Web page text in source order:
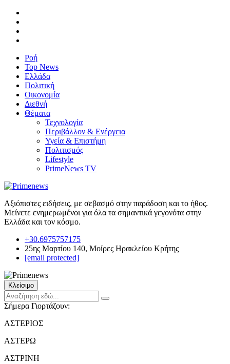
Ροή
Top News
Ελλάδα
Πολιτική
Οικονομία
Διεθνή
Θέματα
Τεχνολογία
Περιβάλλον & Ενέργεια
Υγεία & Επιστήμη
Πολιτισμός
Lifestyle
PrimeNews TV
Αξιόπιστες ειδήσεις, με σεβασμό στην παράδοση και το ήθος.
Μείνετε ενημερωμένοι για όλα τα σημαντικά γεγονότα στην
Ελλάδα και τον κόσμο.
+30.6975757175
25ης Μαρτίου 140, Μοίρες Ηρακλείου Κρήτης
[email protected]
Κλείσιμο
Σήμερα Γιορτάζουν:
ΑΣΤΕΡΙΟΣ
ΑΣΤΕΡΩ
ΑΣΤΡΙΝΗ